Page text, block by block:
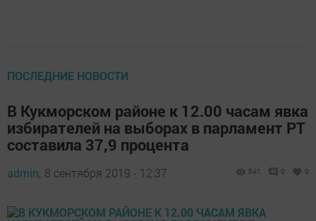
ПОСЛЕДНИЕ НОВОСТИ
В Кукморском районе к 12.00 часам явка
избирателей на выборах в парламент РТ
составила 37,9 процента
admin, 8 сентября 2019 - 12:37 841 0 0